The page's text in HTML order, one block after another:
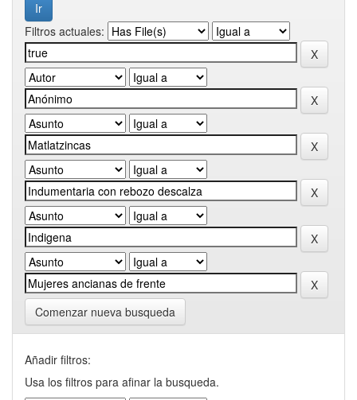
Filtros actuales:
Comenzar nueva busqueda
Añadir filtros:
Usa los filtros para afinar la busqueda.